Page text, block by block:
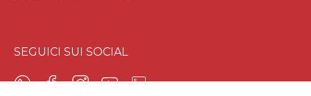
SEGUICI SUI SOCIAL